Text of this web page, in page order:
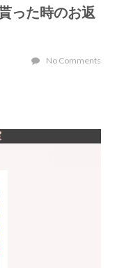
った時のお返
No Comments